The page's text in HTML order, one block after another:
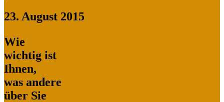
23. August 2015
Wie
wichtig ist
Ihnen,
was andere
über Sie